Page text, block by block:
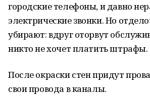
городские телефоны, и давно
электрические звонки. Но
убирают: вдруг оторвут
никто не хочет платить штрафы.
После окраски стен придут
свои провода в каналы.